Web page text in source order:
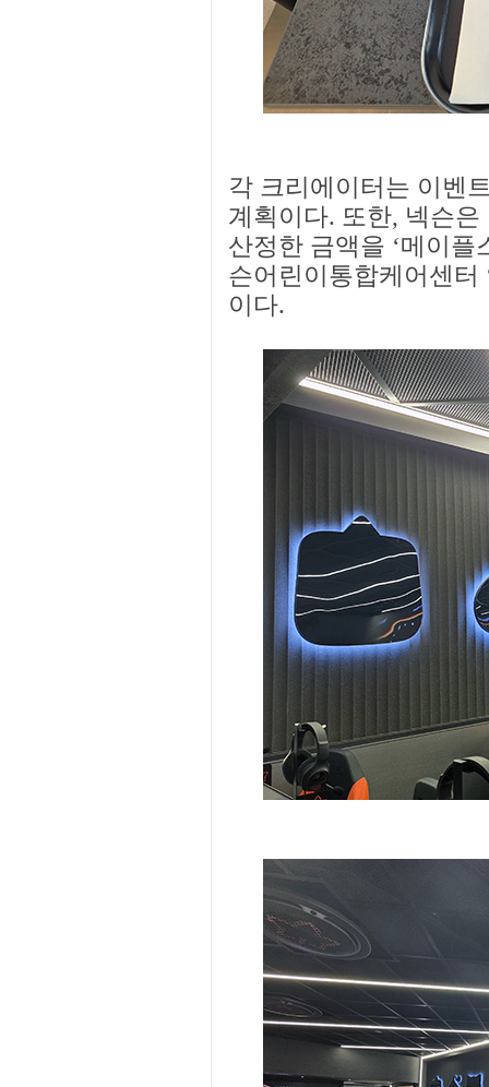
각 크리에이터는 이벤
계획이다. 또한, 넥슨
산정한 금액을 ‘메이플
슨어린이통합케어센터
이다.